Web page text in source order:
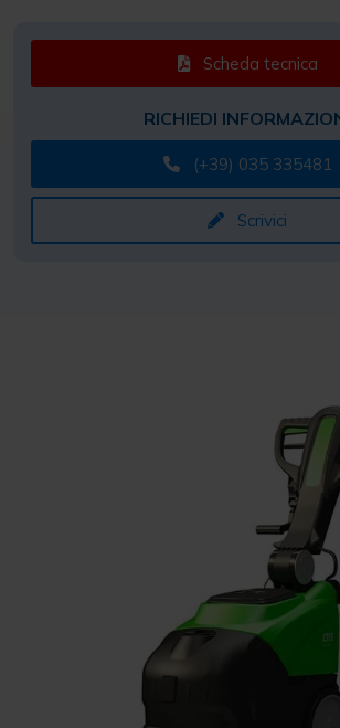
Scheda tecnica
RICHIEDI
(+39) 035 335481
Scrivici